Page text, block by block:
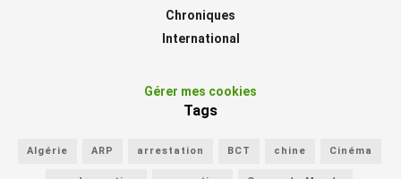
Chroniques
International
Gérer mes cookies
Tags
Algérie ARP arrestation BCT chine Cinéma